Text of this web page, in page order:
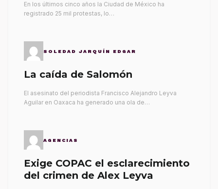
En los últimos cinco años la Ciudad de México ha
registrado 25 mil protestas, lo…
SOLEDAD JARQUÍN EDGAR
La caída de Salomón
El asesinato del periodista Francisco Alejandro Leyva
Aguilar en Oaxaca ha generado una ola de…
AGENCIAS
Exige COPAC el esclarecimiento
del crimen de Alex Leyva